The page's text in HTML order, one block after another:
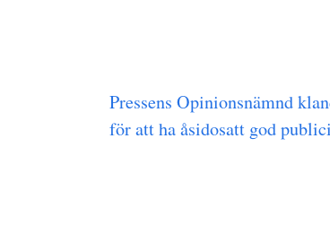
Pressens Opinionsnämnd
för att ha åsidosatt god